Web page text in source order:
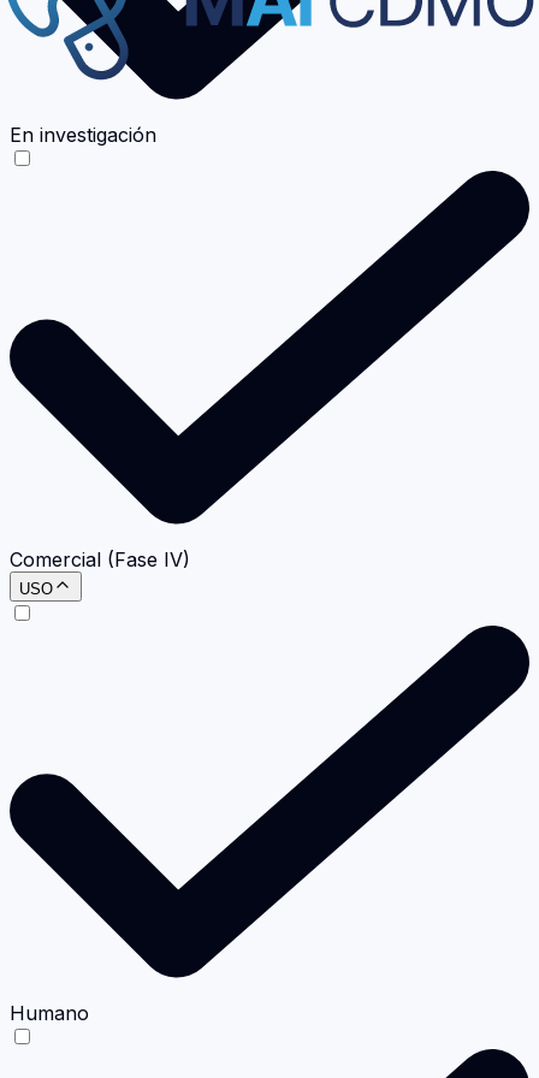
En investigación
Comercial (Fase IV)
USO
Humano